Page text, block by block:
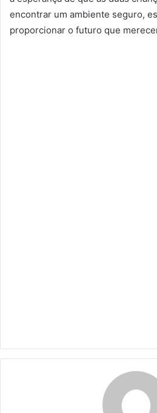
encontrar um ambiente seguro,
proporcionar o futuro que